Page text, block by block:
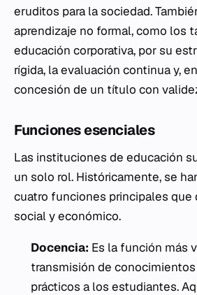
eruditos para la sociedad.
aprendizaje no formal, como los
educación corporativa, por su
rígida, la evaluación continua y,
concesión de un título con
Funciones esenciales
Las instituciones de educación
un solo rol. Históricamente, se
cuatro funciones principales que
social y económico.
Docencia: Es la función más
transmisión de
prácticos a los estudiantes.